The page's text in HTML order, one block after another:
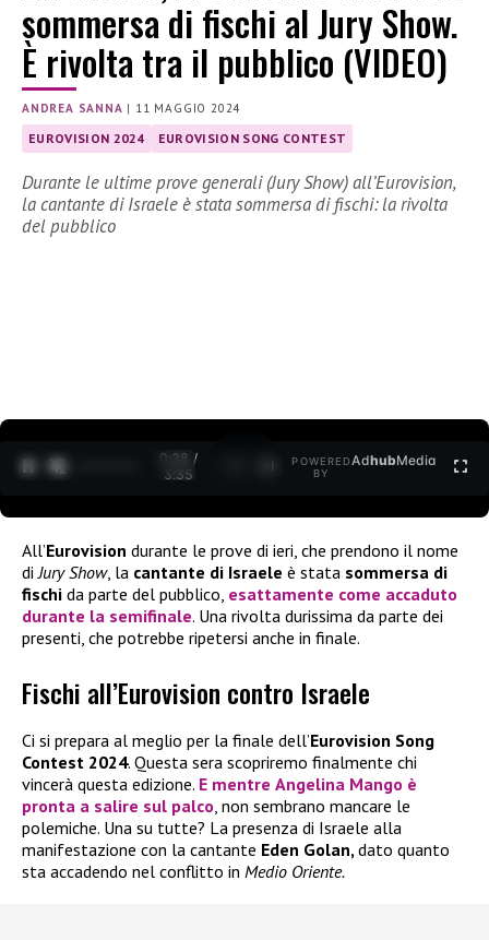
sommersa di fischi al Jury Show.
È rivolta tra il pubblico (VIDEO)
ANDREA SANNA | 11 MAGGIO 2024
EUROVISION 2024 EUROVISION SONG CONTEST
Durante le ultime prove generali (Jury Show) all’Eurovision,
la cantante di Israele è stata sommersa di fischi: la rivolta
del pubblico
0:29 /
3:35
POWERED
BY
AdhubMedia
All’Eurovision durante le prove di ieri, che prendono il nome
di Jury Show, la cantante di Israele è stata sommersa di
fischi da parte del pubblico, esattamente come accaduto
durante la semifinale. Una rivolta durissima da parte dei
presenti, che potrebbe ripetersi anche in finale.
Fischi all’Eurovision contro Israele
Ci si prepara al meglio per la finale dell’Eurovision Song
Contest 2024. Questa sera scopriremo finalmente chi
vincerà questa edizione. E mentre Angelina Mango è
pronta a salire sul palco, non sembrano mancare le
polemiche. Una su tutte? La presenza di Israele alla
manifestazione con la cantante Eden Golan,dato quanto
sta accadendo nel conflitto in Medio Oriente.